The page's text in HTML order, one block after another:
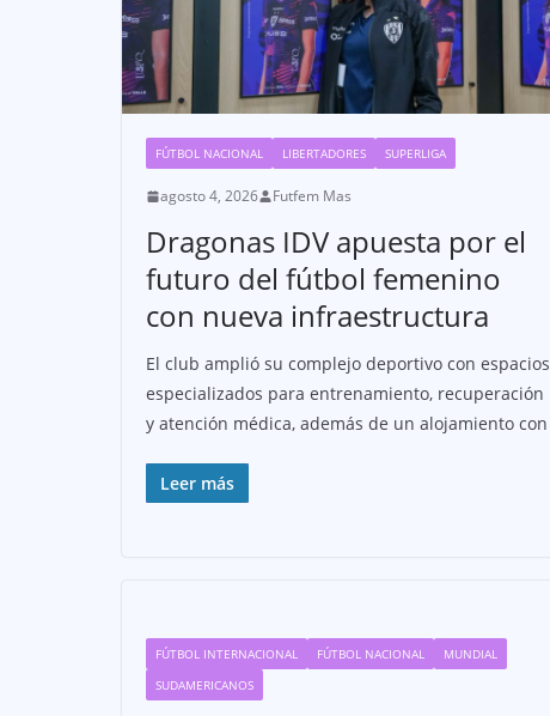
FÚTBOL NACIONAL LIBERTADORES SUPERLIGA
agosto 4, 2026 Futfem Mas
Dragonas IDV apuesta por el
futuro del fútbol femenino
con nueva infraestructura
El club amplió su complejo deportivo con espacios
especializados para entrenamiento, recuperación
y atención médica, además de un alojamiento con
Leer más
FÚTBOL INTERNACIONAL FÚTBOL NACIONAL
MUNDIAL
SUDAMERICANOS